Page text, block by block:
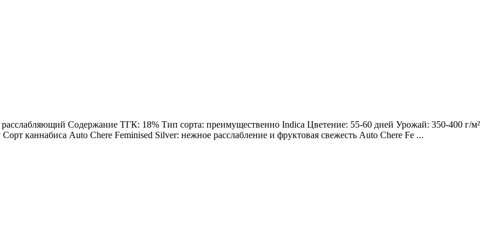
Содержание ТГК: 18% Тип сорта: преимущественно Indica Цветение: 55-60 дней Урожай: 350-400 г/м²
каннабиса Auto Chere Feminised Silver: нежное расслабление и фруктовая свежесть Auto Chere Fe ...